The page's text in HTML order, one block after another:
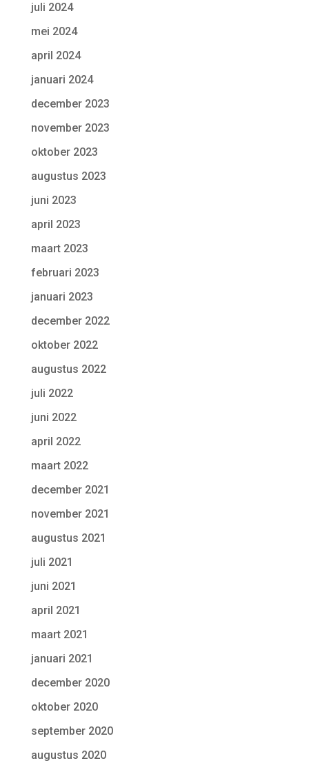
juli 2024
mei 2024
april 2024
januari 2024
december 2023
november 2023
oktober 2023
augustus 2023
juni 2023
april 2023
maart 2023
februari 2023
januari 2023
december 2022
oktober 2022
augustus 2022
juli 2022
juni 2022
april 2022
maart 2022
december 2021
november 2021
augustus 2021
juli 2021
juni 2021
april 2021
maart 2021
januari 2021
december 2020
oktober 2020
september 2020
augustus 2020